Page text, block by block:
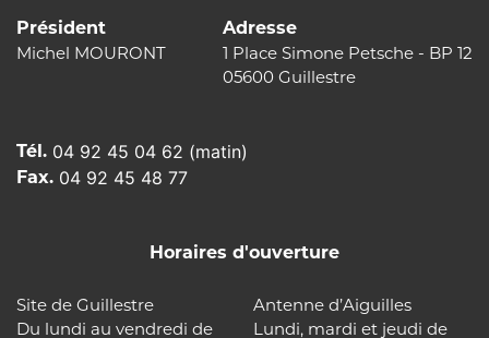
Président
Michel MOURONT
Adresse
1 Place Simone Petsche - BP 12
05600 Guillestre
Tél. 04 92 45 04 62 (matin)
Fax. 04 92 45 48 77
Horaires d'ouverture
Site de Guillestre
Du lundi au vendredi de
Antenne d’Aiguilles
Lundi, mardi et jeudi de